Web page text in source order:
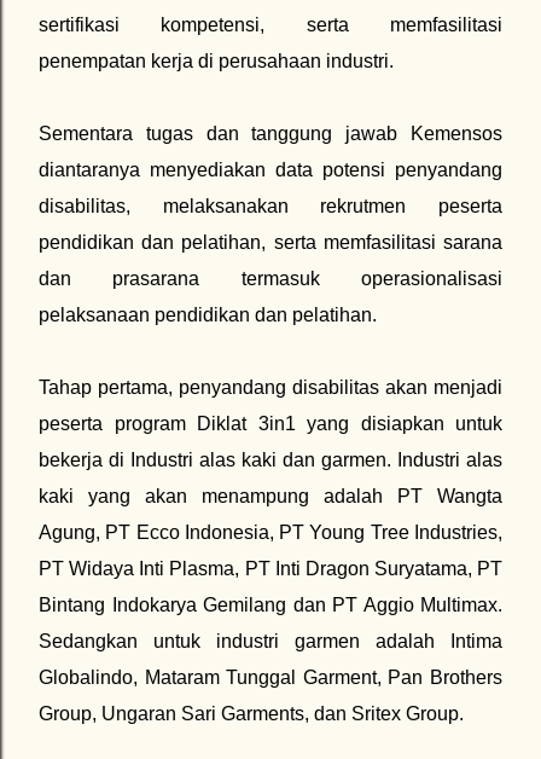
sertifikasi kompetensi, serta memfasilitasi
penempatan kerja di perusahaan industri.
Sementara tugas dan tanggung jawab Kemensos
diantaranya menyediakan data potensi penyandang
disabilitas, melaksanakan rekrutmen peserta
pendidikan dan pelatihan, serta memfasilitasi sarana
dan prasarana termasuk operasionalisasi
pelaksanaan pendidikan dan pelatihan.
Tahap pertama, penyandang disabilitas akan menjadi
peserta program Diklat 3in1 yang disiapkan untuk
bekerja di Industri alas kaki dan garmen. Industri alas
kaki yang akan menampung adalah PT Wangta
Agung, PT Ecco Indonesia, PT Young Tree Industries,
PT Widaya Inti Plasma, PT Inti Dragon Suryatama, PT
Bintang Indokarya Gemilang dan PT Aggio Multimax.
Sedangkan untuk industri garmen adalah Intima
Globalindo, Mataram Tunggal Garment, Pan Brothers
Group, Ungaran Sari Garments, dan Sritex Group.